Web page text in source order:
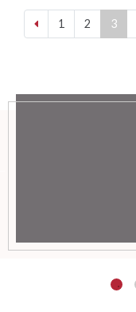
1 2 3